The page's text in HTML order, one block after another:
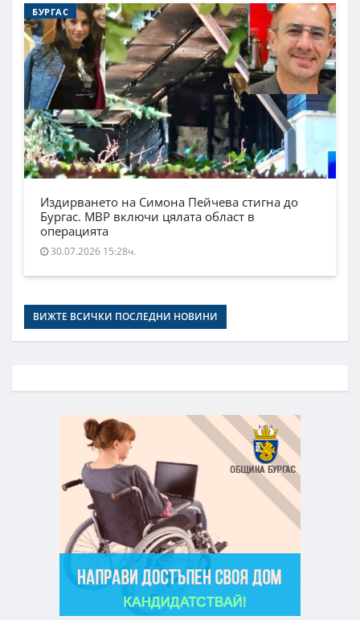
БУРГАС
Издирването на Симона Пейчева стигна до
Бургас. МВР включи цялата област в
операцията
30.07.2026 15:28ч.
ВИЖТЕ ВСИЧКИ ПОСЛЕДНИ НОВИНИ